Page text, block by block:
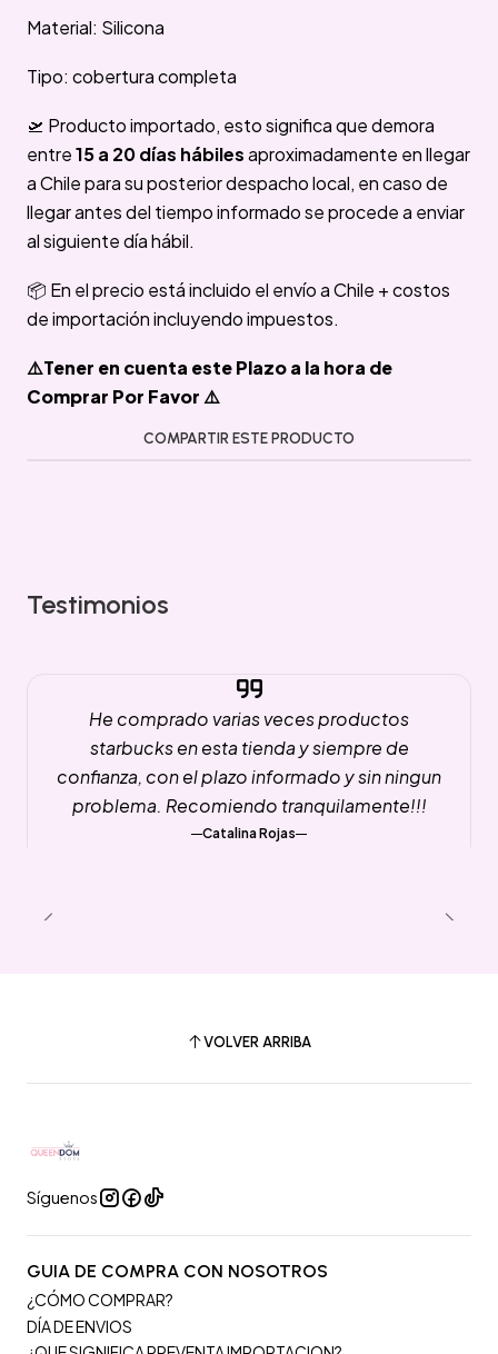
Material: Silicona
Tipo: cobertura completa
🛫 Producto importado, esto significa que demora
entre15 a 20 días hábilesaproximadamente en llegar
a Chile para su posterior despacho local, en caso de
llegar antes del tiempo informado se procede a enviar
al siguiente día hábil.
📦 En el precio está incluido el envío a Chile + costos
de importación incluyendo impuestos.
⚠️Tener en cuenta este Plazo a la hora de
Comprar Por Favor ⚠️
COMPARTIR ESTE PRODUCTO
Testimonios
He comprado varias veces productos
starbucks en esta tienda y siempre de
confianza, con el plazo informado y sin ningun
problema. Recomiendo tranquilamente!!!
Catalina Rojas
VOLVER ARRIBA
Síguenos
GUIA DE COMPRA CON NOSOTROS
¿CÓMO COMPRAR?
DÍA DE ENVIOS